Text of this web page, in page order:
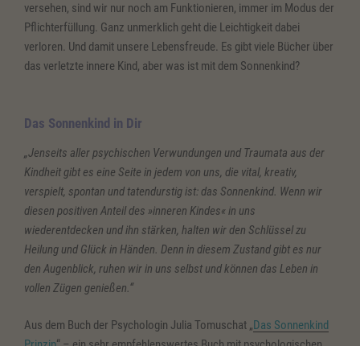
versehen, sind wir nur noch am Funktionieren, immer im Modus der
Pflichterfüllung. Ganz unmerklich geht die Leichtigkeit dabei
verloren. Und damit unsere Lebensfreude. Es gibt viele Bücher über
das verletzte innere Kind, aber was ist mit dem Sonnenkind?
Das Sonnenkind in Dir
„Jenseits aller psychischen Verwundungen und Traumata aus der
Kindheit gibt es eine Seite in jedem von uns, die vital, kreativ,
verspielt, spontan und tatendurstig ist: das Sonnenkind. Wenn wir
diesen positiven Anteil des »inneren Kindes« in uns
wiederentdecken und ihn stärken, halten wir den Schlüssel zu
Heilung und Glück in Händen. Denn in diesem Zustand gibt es nur
den Augenblick, ruhen wir in uns selbst und können das Leben in
vollen Zügen genießen.“
Aus dem Buch der Psychologin Julia Tomuschat „Das Sonnenkind